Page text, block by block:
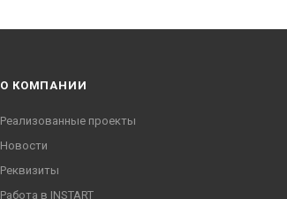
О КОМПАНИИ
Реализованные проекты
Новости
Реквизиты
Работа в INSTART